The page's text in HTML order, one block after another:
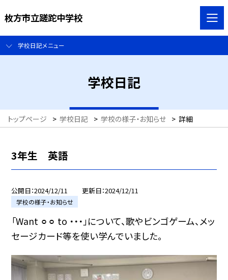
枚方市立蹉跎中学校
学校日記メニュー
学校日記
トップページ > 学校日記 > 学校の様子・お知らせ > 詳細
3年生 英語
公開日 2024/12/11 更新日 2024/12/11
学校の様子・お知らせ
「Want ⚪︎⚪︎ to ・・・」について、歌やビンゴゲーム、メッ
セージカード等を使い学んでいました。